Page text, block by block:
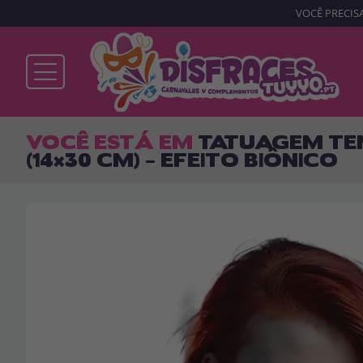
Já sou cliente
VOCÊ
VOCÊ ESTÁ EM TATUAGEM
(14×30 CM) – EFEITO BIÔNICO